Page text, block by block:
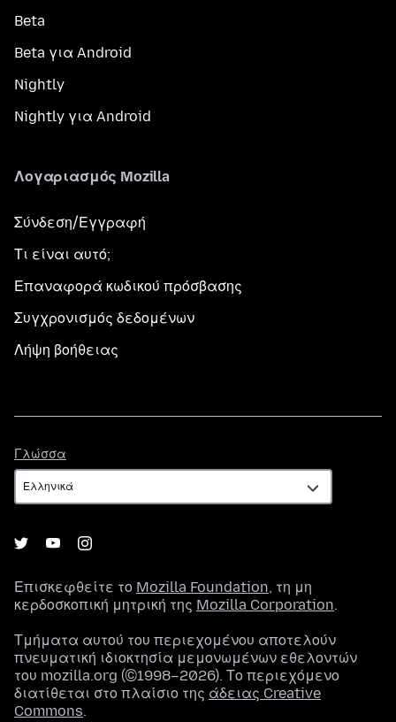
Beta
Beta για Android
Nightly
Nightly για Android
Λογαριασμός Mozilla
Σύνδεση/Εγγραφή
Τι είναι αυτό;
Επαναφορά κωδικού πρόσβασης
Συγχρονισμός δεδομένων
Λήψη βοήθειας
Γλώσσα
Επισκεφθείτε το Mozilla Foundation, τη μη
κερδοσκοπική μητρική της Mozilla Corporation.
Τμήματα αυτού του περιεχομένου αποτελούν
πνευματική ιδιοκτησία μεμονωμένων εθελοντών
του mozilla.org (©1998–2026). Το περιεχόμενο
διατίθεται στο πλαίσιο της άδειας Creative
Commons.